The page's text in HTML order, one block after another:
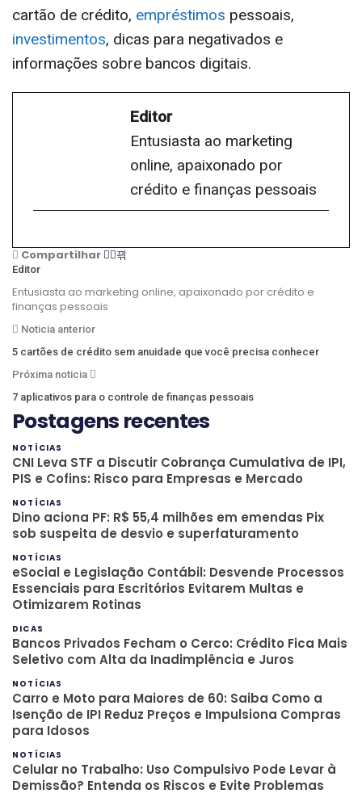
cartão de crédito, empréstimos pessoais,
investimentos, dicas para negativados e
informações sobre bancos digitais.
Editor
Entusiasta ao marketing
online, apaixonado por
crédito e finanças pessoais
Compartilhar
Editor
Entusiasta ao marketing online, apaixonado por crédito e
finanças pessoais
Noticia anterior
5 cartões de crédito sem anuidade que você precisa conhecer
Próxima noticia
7 aplicativos para o controle de finanças pessoais
Postagens recentes
NOTÍCIAS
CNI Leva STF a Discutir Cobrança Cumulativa de IPI,
PIS e Cofins: Risco para Empresas e Mercado
NOTÍCIAS
Dino aciona PF: R$ 55,4 milhões em emendas Pix
sob suspeita de desvio e superfaturamento
NOTÍCIAS
eSocial e Legislação Contábil: Desvende Processos
Essenciais para Escritórios Evitarem Multas e
Otimizarem Rotinas
DICAS
Bancos Privados Fecham o Cerco: Crédito Fica Mais
Seletivo com Alta da Inadimplência e Juros
NOTÍCIAS
Carro e Moto para Maiores de 60: Saiba Como a
Isenção de IPI Reduz Preços e Impulsiona Compras
para Idosos
NOTÍCIAS
Celular no Trabalho: Uso Compulsivo Pode Levar à
Demissão? Entenda os Riscos e Evite Problemas